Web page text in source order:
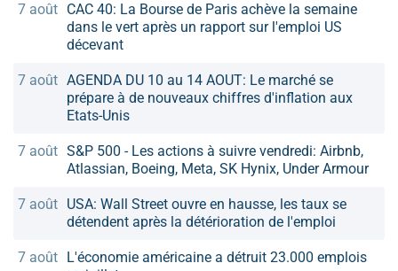
7 août CAC 40: La Bourse de Paris achève la semaine
dans le vert après un rapport sur l'emploi US
décevant
7 août AGENDA DU 10 au 14 AOUT: Le marché se
prépare à de nouveaux chiffres d'inflation aux
Etats-Unis
7 août S&P 500 - Les actions à suivre vendredi: Airbnb,
Atlassian, Boeing, Meta, SK Hynix, Under Armour
7 août USA: Wall Street ouvre en hausse, les taux se
détendent après la détérioration de l'emploi
7 août L'économie américaine a détruit 23.000 emplois